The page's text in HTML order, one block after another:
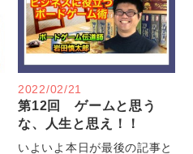
2022/02/21
第12回 ゲームと思う
な、人生と思え！！
いよいよ本日が最後の記事と